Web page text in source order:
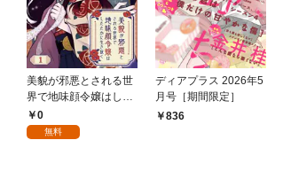
美貌が邪悪とされる世
界で地味顔令嬢はした
たかに生き抜く 【分冊
版】 1話
0
無料
ディアプラス 2026年5
月号［期間限定］
836